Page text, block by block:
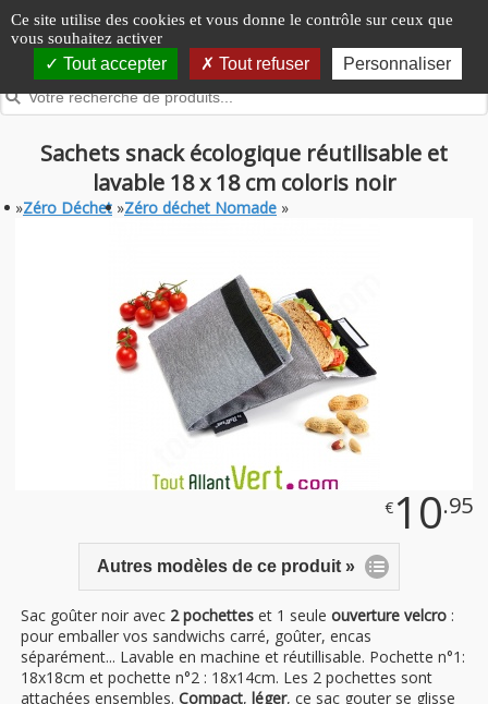
Panneau de gestion des cookies
Ce site utilise des cookies et vous donne le contrôle sur ceux que
vous souhaitez activer
Tout accepter Tout refuser Personnaliser
Sachets snack écologique réutilisable et
lavable 18 x 18 cm coloris noir
»Zéro Déchet »Zéro déchet Nomade »
€ 10.95
Autres modèles de ce produit »
Sac goûter noir avec 2 pochettes et 1 seule ouverture velcro :
pour emballer vos sandwichs carré, goûter, encas
séparément... Lavable en machine et réutillisable. Pochette n°1:
18x18cm et pochette n°2 : 18x14cm. Les 2 pochettes sont
attachées ensembles. Compact, léger, ce sac gouter se glisse